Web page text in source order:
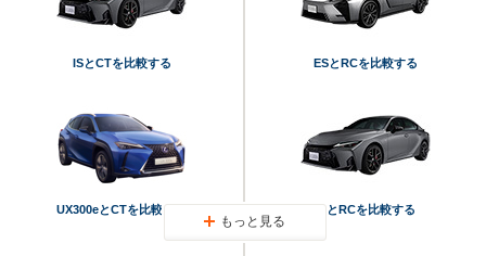
ISとCTを比較する
UX300eとCTを比較する
ESとRCを比較する
ISとRCを比較する
もっと見る